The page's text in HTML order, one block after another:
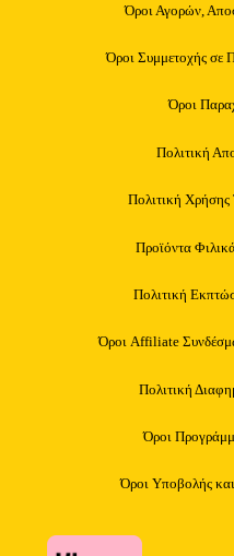
Όροι Αγορών,
Όροι Συμμετοχής σε
Όροι
Πολιτική
Πολιτική
Προϊόντα
Πολιτική
Όροι Affiliate
Πολιτική
Όροι
Όροι Υποβολής